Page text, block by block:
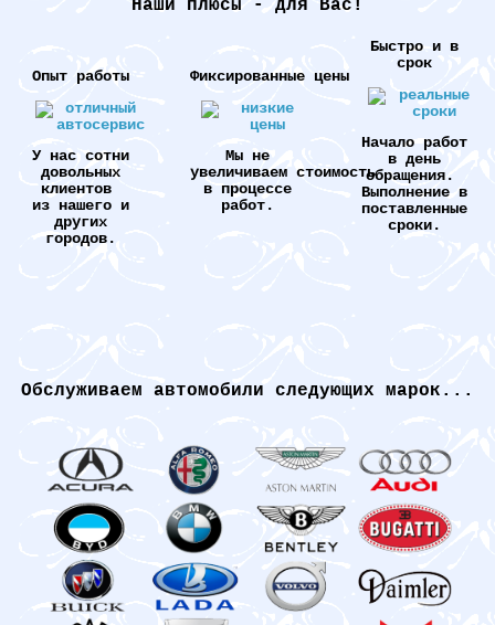
Наши плюсы - для Вас!
Опыт работы
У нас сотни
довольных
клиентов
из нашего и
других
городов.
Фиксированные цены
Мы не
увеличиваем стоимость
в процессе
работ.
Быстро и в
срок
Начало работ
в день
обращения.
Выполнение в
поставленные
сроки.
Обслуживаем автомобили следующих марок...